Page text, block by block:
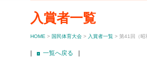
入賞者一覧
HOME > 国民体育大会 > 入賞者一覧 > 第41回（昭
一覧へ戻る